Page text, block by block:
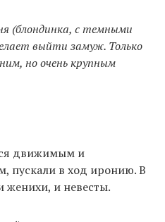
(блондинка, с темными
выйти замуж. Только
но очень крупным
движимым и
пускали в ход иронию. В
женихи, и невесты.